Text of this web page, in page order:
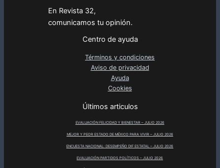
En Revista 32,
comunicamos tu opinión.
Centro de ayuda
Términos y condiciones
Aviso de privacidad
Ayuda
Cookies
Últimos articulos
EVALUACIÓN FELICIDAD Y BIENESTAR – JULIO 2026
MEJOR Y PEOR ESTADO DE MÉXICO PARA VIVIR – JULIO 2026
ENCUESTA NACIONAL: DESEMPEÑO DIF ESTATAL – JULIO 2026
EVALUACIÓN PARTIDOS POLÍTICOS – JULIO 2026